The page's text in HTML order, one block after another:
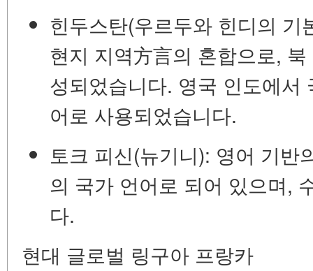
힌두스탄(우르두와 힌디의 기
현지 지역方言의 혼합으로,
성되었습니다. 영국 인도에서
어로 사용되었습니다.
토크 피신(뉴기니): 영어 기반
의 국가 언어로 되어 있으며,
다.
현대 글로벌 링구아 프랑카